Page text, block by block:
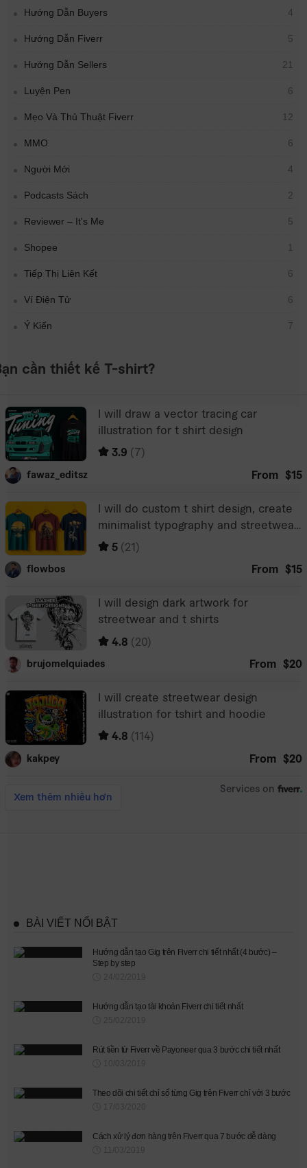
Hướng Dẫn Buyers 4
Hướng Dẫn Fiverr 5
Hướng Dẫn Sellers 21
Luyện Pen 6
Mẹo Và Thủ Thuật Fiverr 12
MMO 6
Người Mới 4
Podcasts Sách 2
Reviewer – It's Me 5
Shopee 1
Tiếp Thị Liên Kết 6
Ví Điện Tử 6
Ý Kiến 7
BÀI VIẾT NỔI BẬT
Hướng dẫn tạo Gig trên Fiverr chi tiết nhất (4 bước) –
Step by step
24/02/2019
Hướng dẫn tạo tài khoản Fiverr chi tiết nhất
25/02/2019
Rút tiền từ Fiverr về Payoneer qua 3 bước chi tiết nhất
10/03/2019
Theo dõi chi tiết chỉ số từng Gig trên Fiverr chỉ với 3 bước
17/03/2020
Cách xử lý đơn hàng trên Fiverr qua 7 bước dễ dàng
11/03/2019